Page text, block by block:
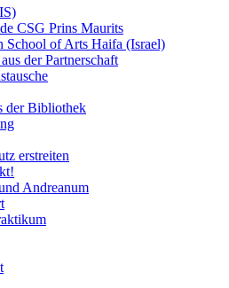
CSG Prins Maurits
School of Arts Haifa (Israel)
der Partnerschaft
der Bibliothek
erstreiten
Andreanum